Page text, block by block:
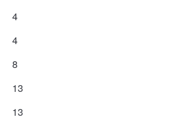
4
4
8
13
13